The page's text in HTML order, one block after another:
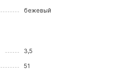
бежевый
3,5
51